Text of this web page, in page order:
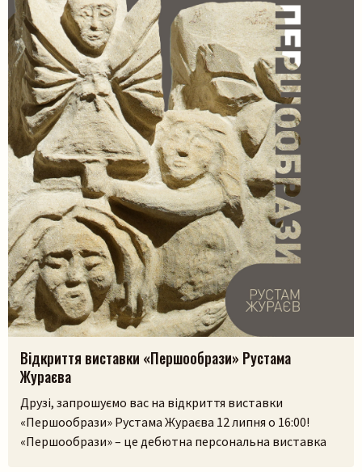
Відкриття виставки «Першообрази» Рустама
Жураєва
Друзі, запрошуємо вас на відкриття виставки
«Першообрази» Рустама Жураєва 12 липня о 16:00!
«Першообрази» – це дебютна персональна виставка